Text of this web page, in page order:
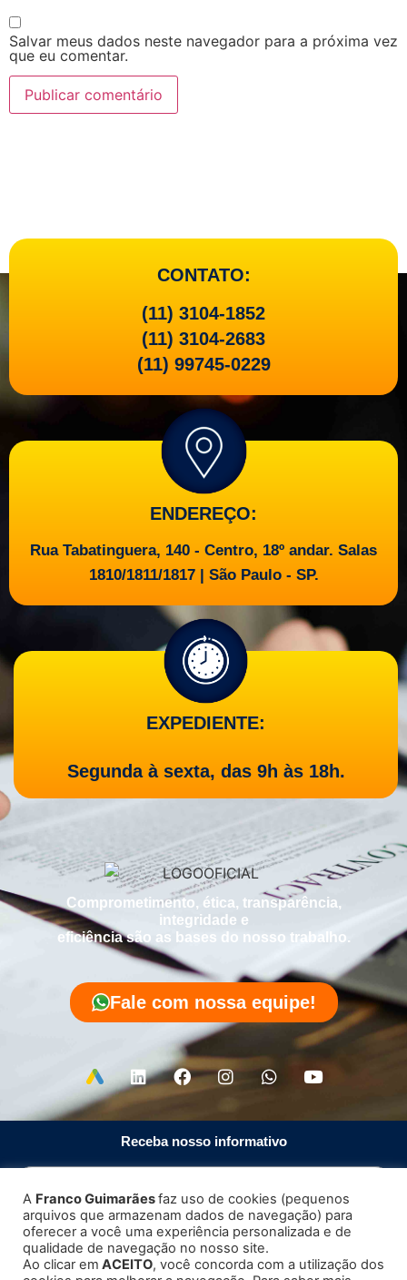
Salvar meus dados neste navegador para a próxima vez
que eu comentar.
CONTATO:
(11) 3104-1852
(11) 3104-2683
(11) 99745-0229
ENDEREÇO:
Rua Tabatinguera, 140 - Centro, 18º andar. Salas
1810/1811/1817 | São Paulo - SP.
EXPEDIENTE:
Segunda à sexta, das 9h às 18h.
Comprometimento, ética, transparência,
integridade e
eficiência são as bases do nosso trabalho.
Fale com nossa equipe!
Receba nosso informativo
Enviar
A Franco Guimarãesfaz uso de cookies (pequenos
arquivos que armazenam dados de navegação) para
oferecer a você uma experiência personalizada e de
qualidade de navegação no nosso site.
Ao clicar em ACEITO, você concorda com a utilização dos